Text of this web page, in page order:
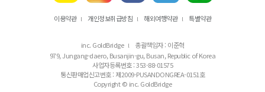
이용약관 l 개인정보취급방침 l 해외여행약관 l 특별약관
inc. GoldBridge l
총괄책임자 : 이준혁
979, Jungang-daero, Busanjin-gu, Busan, Republic of Korea
사업자등록번호 : 353-88-01575
통신판매업신고번호 : 제2009-PUSANDONGREA-0151호
Copyright © inc. GoldBridge